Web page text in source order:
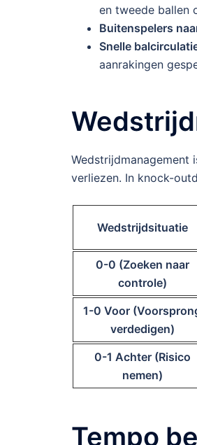
en tweede ballen
Buitenspelers
Snelle
aanrakingen
Wedstrijdmanagement
verliezen. In knock-
Wedstrijdsituatie
0-0 (Zoeken naar
controle)
1-0 Voor
verdedigen)
0-1 Achter (Risico
nemen)
Tempo